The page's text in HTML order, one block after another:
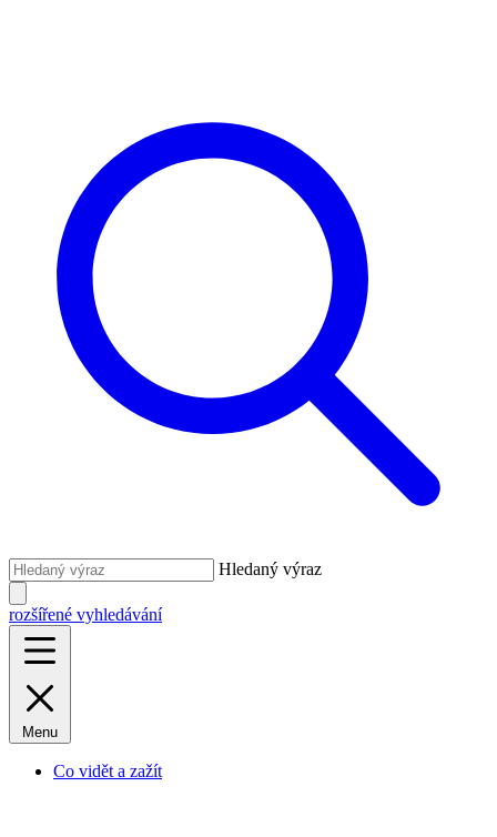
Hledaný výraz
rozšířené vyhledávání
Menu
Co vidět a zažít